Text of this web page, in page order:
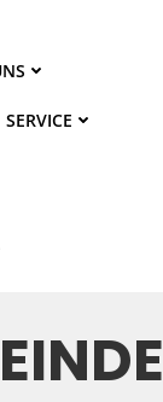
SERVICE